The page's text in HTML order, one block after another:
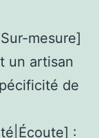
mesure]
un artisan
de
: